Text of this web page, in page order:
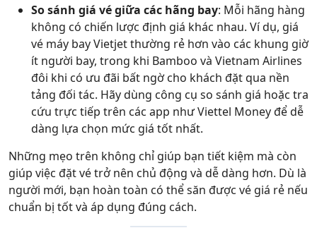
So sánh giá vé giữa các hãng bay: Mỗi hãng hàng
không có chiến lược định giá khác nhau. Ví dụ, giá
vé máy bay Vietjet thường rẻ hơn vào các khung giờ
ít người bay, trong khi Bamboo và Vietnam Airlines
đôi khi có ưu đãi bất ngờ cho khách đặt qua nền
tảng đối tác. Hãy dùng công cụ so sánh giá hoặc tra
cứu trực tiếp trên các app như Viettel Money để dễ
dàng lựa chọn mức giá tốt nhất.
Những mẹo trên không chỉ giúp bạn tiết kiệm mà còn
giúp việc đặt vé trở nên chủ động và dễ dàng hơn. Dù là
người mới, bạn hoàn toàn có thể săn được vé giá rẻ nếu
chuẩn bị tốt và áp dụng đúng cách.